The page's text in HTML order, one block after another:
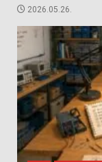
2026.05.26.